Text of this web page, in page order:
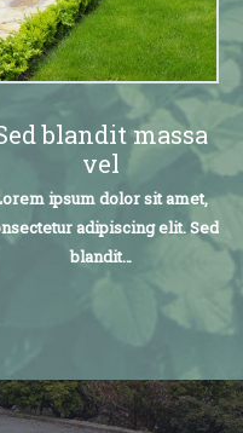
blandit massa
vel
ipsum dolor sit amet,
adipiscing elit. Sed
blandit…